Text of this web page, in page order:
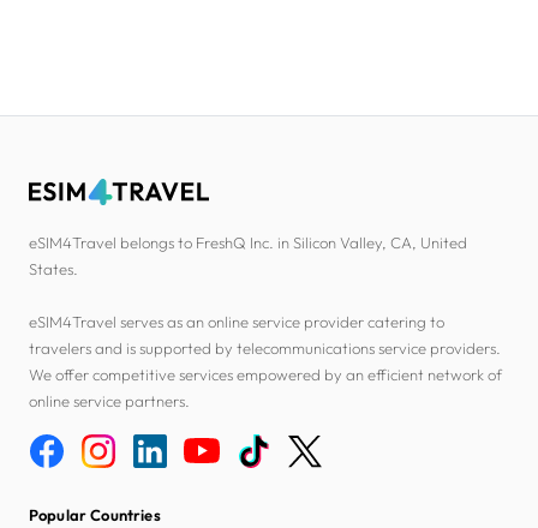
eSIM4Travel belongs to FreshQ Inc. in Silicon Valley, CA, United
States.
eSIM4Travel serves as an online service provider catering to
travelers and is supported by telecommunications service providers.
We offer competitive services empowered by an efficient network of
online service partners.
Popular Countries